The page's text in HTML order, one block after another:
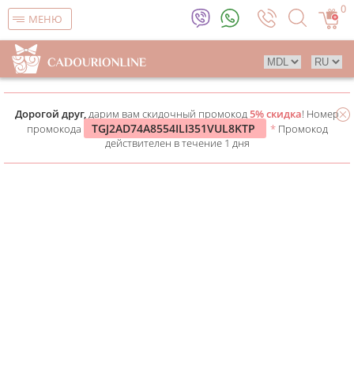
МЕНЮ
0
Дорогой друг,дарим вам скидочный промокод5% скидка! Номер
промокода
TGJ2AD74A8554ILI351VUL8KTP * Промокод
действителен в течение 1 дня